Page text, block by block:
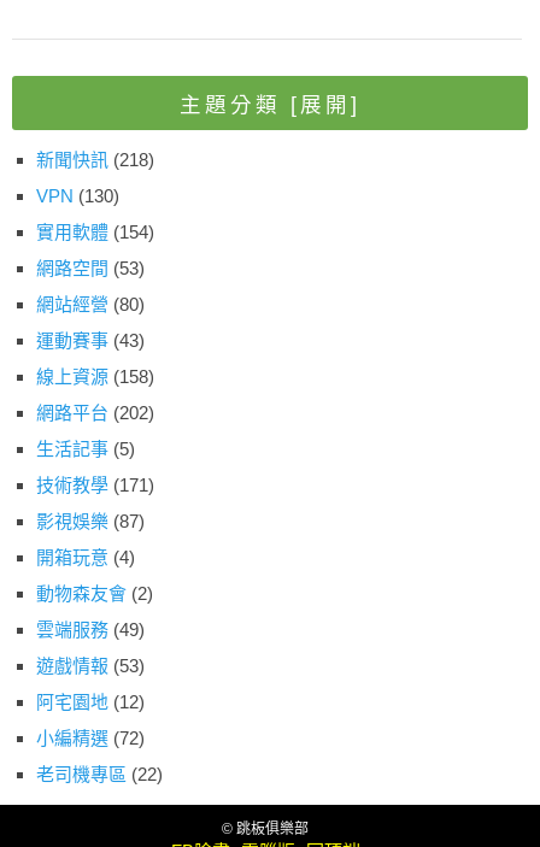
主題分類 [展開]
新聞快訊 (218)
VPN (130)
實用軟體 (154)
網路空間 (53)
網站經營 (80)
運動賽事 (43)
線上資源 (158)
網路平台 (202)
生活記事 (5)
技術教學 (171)
影視娛樂 (87)
開箱玩意 (4)
動物森友會 (2)
雲端服務 (49)
遊戲情報 (53)
阿宅園地 (12)
小編精選 (72)
老司機專區 (22)
© 跳板俱樂部